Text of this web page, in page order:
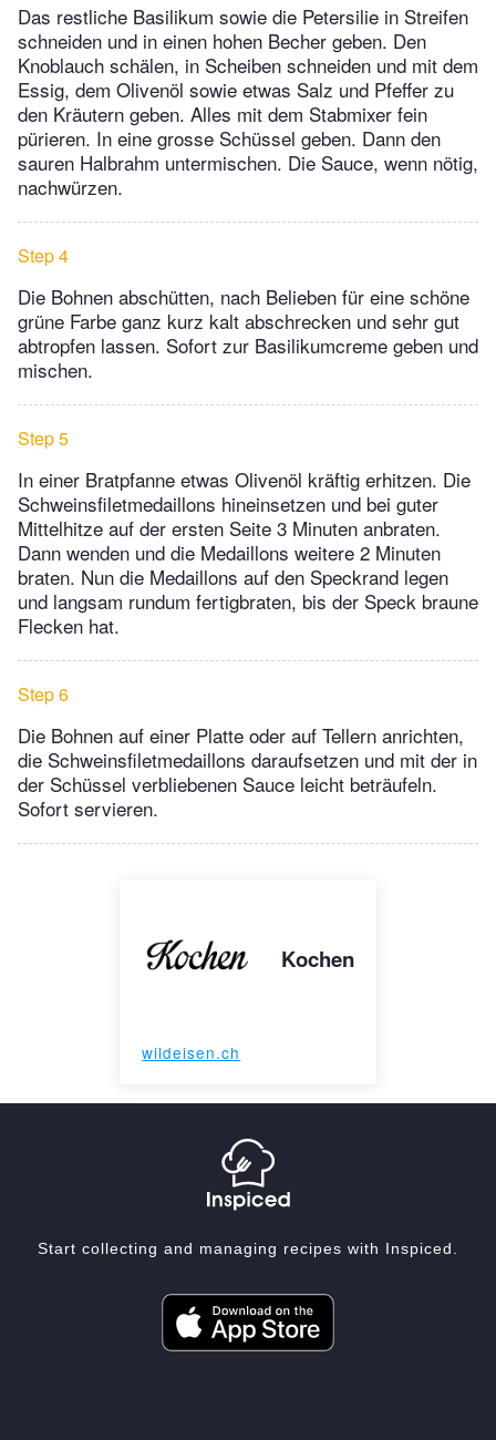
Das restliche Basilikum sowie die Petersilie in Streifen
schneiden und in einen hohen Becher geben. Den
Knoblauch schälen, in Scheiben schneiden und mit dem
Essig, dem Olivenöl sowie etwas Salz und Pfeffer zu
den Kräutern geben. Alles mit dem Stabmixer fein
pürieren. In eine grosse Schüssel geben. Dann den
sauren Halbrahm untermischen. Die Sauce, wenn nötig,
nachwürzen.
Step 4
Die Bohnen abschütten, nach Belieben für eine schöne
grüne Farbe ganz kurz kalt abschrecken und sehr gut
abtropfen lassen. Sofort zur Basilikumcreme geben und
mischen.
Step 5
In einer Bratpfanne etwas Olivenöl kräftig erhitzen. Die
Schweinsfiletmedaillons hineinsetzen und bei guter
Mittelhitze auf der ersten Seite 3 Minuten anbraten.
Dann wenden und die Medaillons weitere 2 Minuten
braten. Nun die Medaillons auf den Speckrand legen
und langsam rundum fertigbraten, bis der Speck braune
Flecken hat.
Step 6
Die Bohnen auf einer Platte oder auf Tellern anrichten,
die Schweinsfiletmedaillons daraufsetzen und mit der in
der Schüssel verbliebenen Sauce leicht beträufeln.
Sofort servieren.
Kochen
wildeisen.ch
Start collecting and managing recipes with Inspiced.